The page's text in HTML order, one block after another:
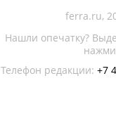
ferra.ru,
Нашли опечатку?
Телефон редакции: +7